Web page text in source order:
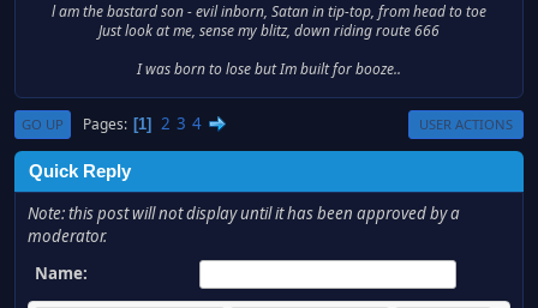
l am the bastard son - evil inborn, Satan in tip-top, from head to toe
Just look at me, sense my blitz, down riding route 666
I was born to lose but Im built for booze..
GO UP Pages 1 2 3 4 USER ACTIONS
Quick Reply
Note: this post will not display until it has been approved by a
moderator.
Name: